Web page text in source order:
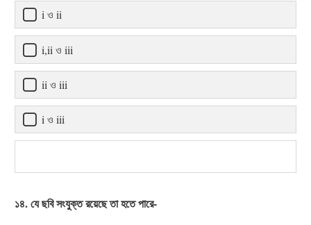
i ও ii
i,ii ও iii
ii ও iii
i ও iii
১৪. যে ছবি সংযুক্ত রয়েছে তা হতে পারে-